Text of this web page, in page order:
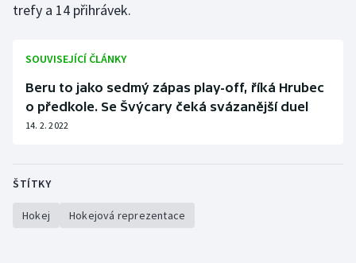
Olympijské hry
Parasport
Plavání
Ragby
Rychlobruslení
trefy a 14 přihrávek.
SOUVISEJÍCÍ ČLÁNKY
Beru to jako sedmý zápas play-off, říká Hrubec
o předkole. Se Švýcary čeká svázanější duel
14. 2. 2022
ŠTÍTKY
Hokej Hokejová reprezentace